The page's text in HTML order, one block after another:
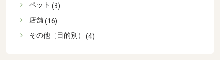
ペット (3)
店舗(16)
その他（目的別）
(4)